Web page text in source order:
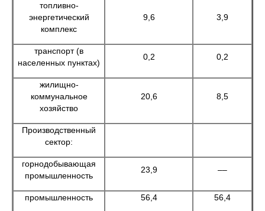
топливно-
энергетический
комплекс
9,6 3,9
транспорт (в
населенных пунктах)
0,2 0,2
жилищно-
коммунальное
хозяйство
20,6 8,5
Производственный
сектор:
горнодобывающая
промышленность
23,9 ––
промышленность 56,4 56,4